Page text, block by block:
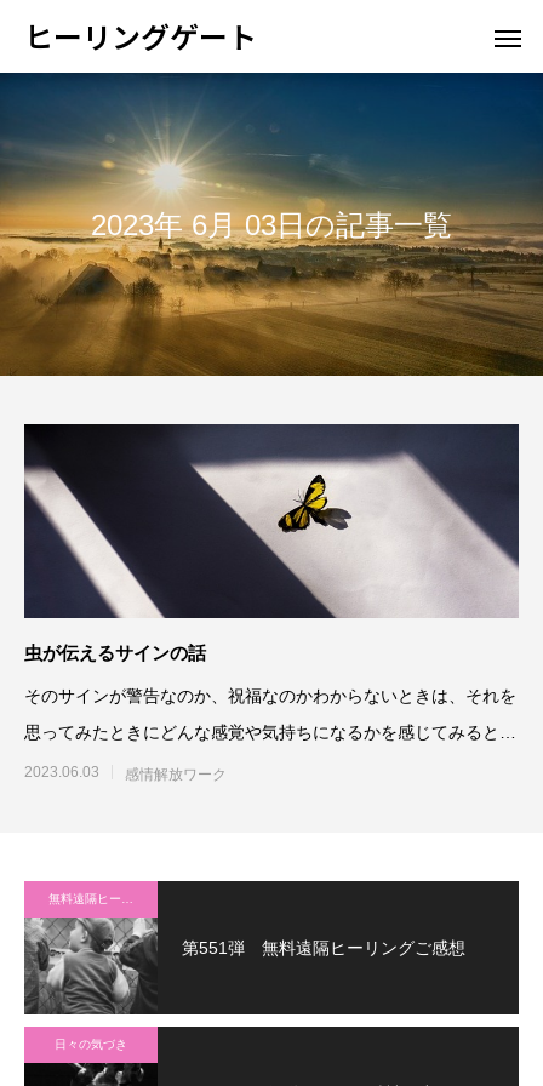
ヒーリングゲート
2023年 6月 03日の記事一覧
虫が伝えるサインの話
そのサインが警告なのか、祝福なのかわからないときは、それを
思ってみたときにどんな感覚や気持ちになるかを感じてみると良
いのです。気持ち悪かった
2023.06.03 感情解放ワーク
第551弾 無料遠隔ヒーリングご感想
日々の気づき